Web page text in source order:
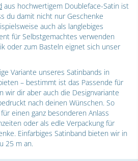
aus hochwertigem Doubleface-Satin ist
du damit nicht nur Geschenke
auch als langlebiges
für Selbstgemachtes verwenden
oder zum Basteln eignet sich unser
Variante unseres Satinbands in
– bestimmt ist das Passende für
wir dir aber auch die Designvariante
nach deinen Wünschen. So
einen ganz besonderen Anlass
oder als edle Verpackung für
Einfarbiges Satinband bieten wir in
25 m an.